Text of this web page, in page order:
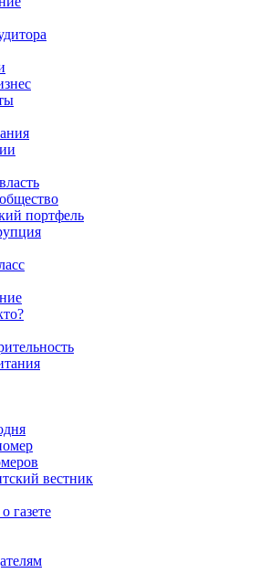
портфель
вестник
газете